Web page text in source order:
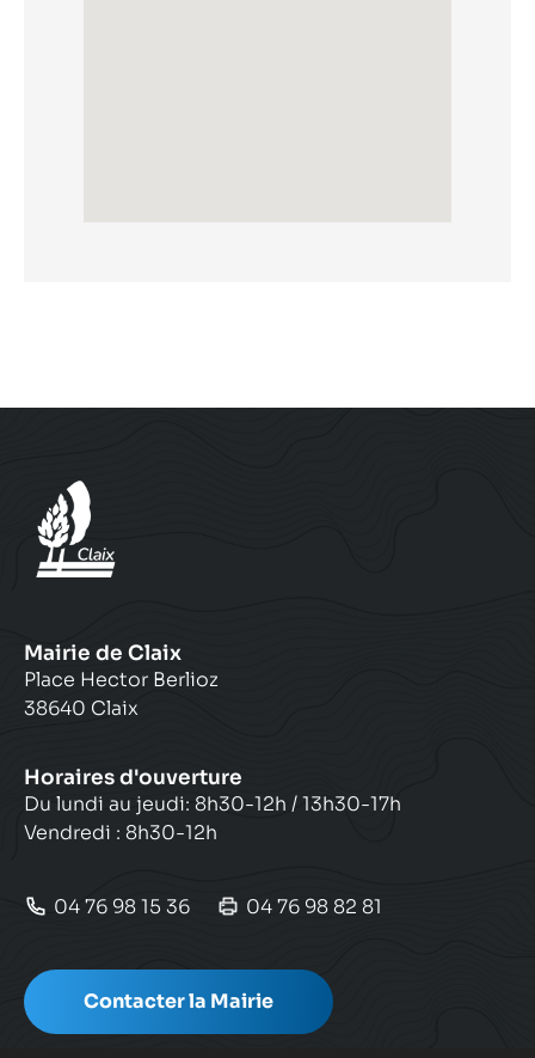
Mairie de Claix
Place Hector Berlioz
38640 Claix
Horaires d'ouverture
Du lundi au jeudi: 8h30-12h / 13h30-17h
Vendredi : 8h30-12h
04 76 98 15 36 04 76 98 82 81
Contacter la Mairie